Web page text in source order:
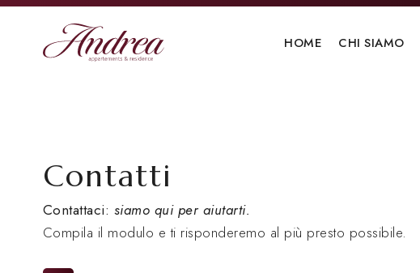
HOME CHI SIAMO
Contatti
Contattaci: siamo qui per aiutarti.
Compila il modulo e ti risponderemo al più presto possibile.